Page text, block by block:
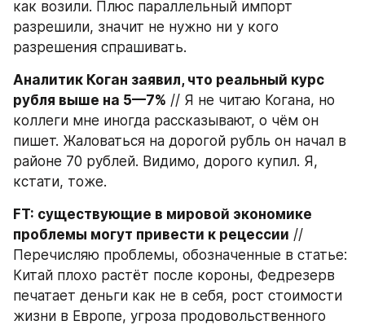
как возили. Плюс параллельный импорт
разрешили, значит не нужно ни у кого
разрешения спрашивать.
Аналитик Коган заявил, что реальный курс
рубля выше на 5—7% // Я не читаю Когана, но
коллеги мне иногда рассказывают, о чём он
пишет. Жаловаться на дорогой рубль он начал в
районе 70 рублей. Видимо, дорого купил. Я,
кстати, тоже.
FT: существующие в мировой экономике
проблемы могут привести к рецессии //
Перечисляю проблемы, обозначенные в статье:
Китай плохо растёт после короны, Федрезерв
печатает деньги как не в себя, рост стоимости
жизни в Европе, угроза продовольственного